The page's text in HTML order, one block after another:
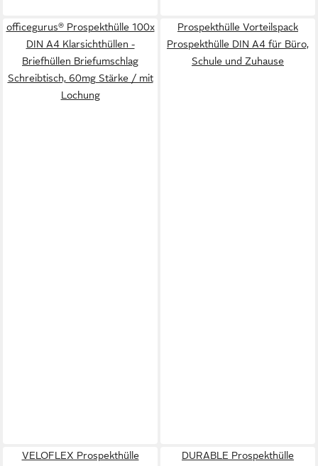
officegurus® Prospekthülle 100x
DIN A4 Klarsichthüllen -
Briefhüllen Briefumschlag
Schreibtisch, 60mg Stärke / mit
Lochung
Prospekthülle Vorteilspack
Prospekthülle DIN A4 für Büro,
Schule und Zuhause
VELOFLEX Prospekthülle
DURABLE Prospekthülle